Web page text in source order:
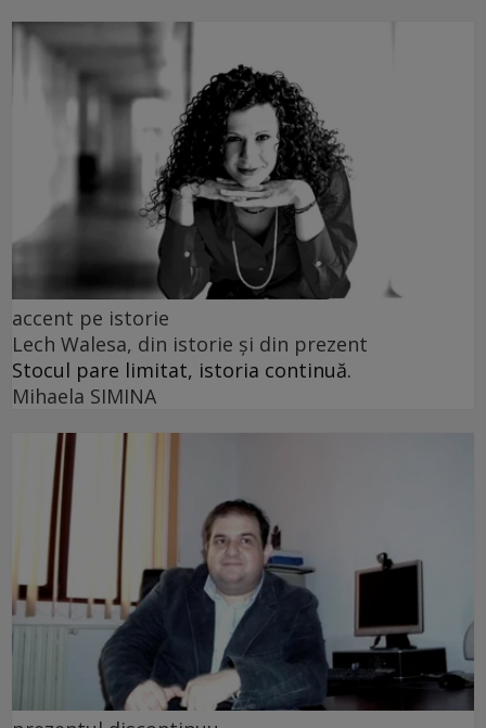
accent pe istorie
Lech Walesa, din istorie și din prezent
Stocul pare limitat, istoria continuă.
Mihaela SIMINA